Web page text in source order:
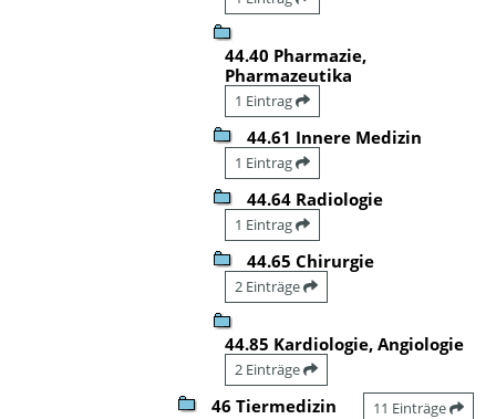
44.40 Pharmazie,
Pharmazeutika
1 Eintrag
44.61 Innere Medizin
1 Eintrag
44.64 Radiologie
1 Eintrag
44.65 Chirurgie
2 Einträge
44.85 Kardiologie, Angiologie
2 Einträge
46 Tiermedizin 11 Einträge